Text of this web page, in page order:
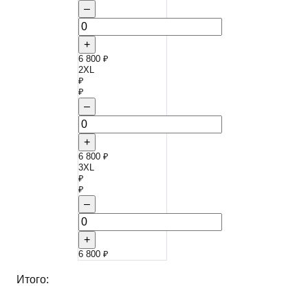
–
+
6 800 ₽
2XL
₽
₽
–
+
6 800 ₽
3XL
₽
₽
–
+
6 800 ₽
Итого: